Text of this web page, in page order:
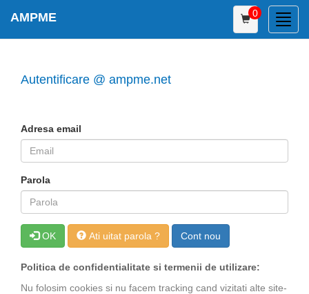
0
AMPME
Autentificare @ ampme.net
Adresa email
Parola
OK Ati uitat parola ? Cont nou
Politica de confidentialitate si termenii de utilizare:
Nu folosim cookies si nu facem tracking cand vizitati alte site-